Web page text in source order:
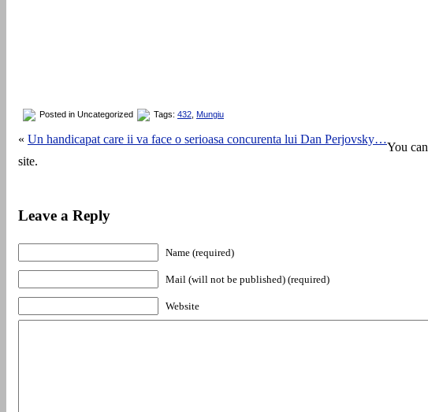
Posted in Uncategorized Tags: 432 Mungiu
« Un handicapat care ii va face o serioasa concurenta lui Dan Perjovsky…
You can
site.
Leave a Reply
Name (required)
Mail (will not be published) (required)
Website